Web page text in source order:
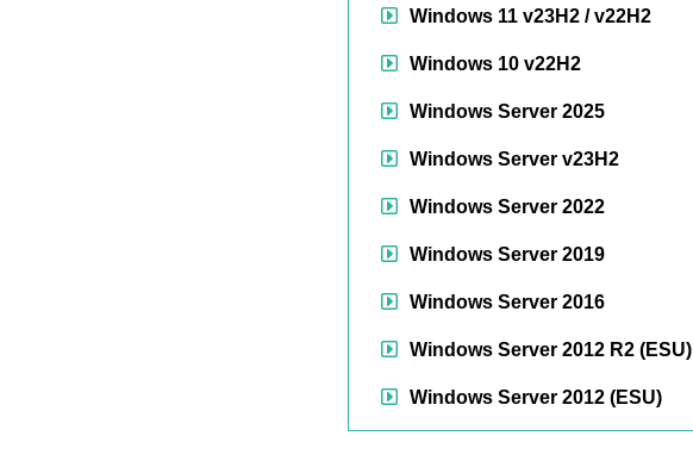
Windows 11 v23H2 / v22H2
Windows 10 v22H2
Windows Server 2025
Windows Server v23H2
Windows Server 2022
Windows Server 2019
Windows Server 2016
Windows Server 2012 R2 (ESU)
Windows Server 2012 (ESU)